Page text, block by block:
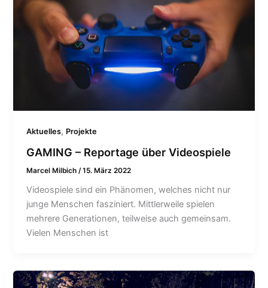
Aktuelles, Projekte
GAMING – Reportage über Videospiele
Marcel Milbich /15. März 2022
Videospiele sind ein Phänomen, welches nicht nur
junge Menschen fasziniert. Mittlerweile spielen
mehrere Generationen, teilweise auch gemeinsam.
Vielen Menschen ist